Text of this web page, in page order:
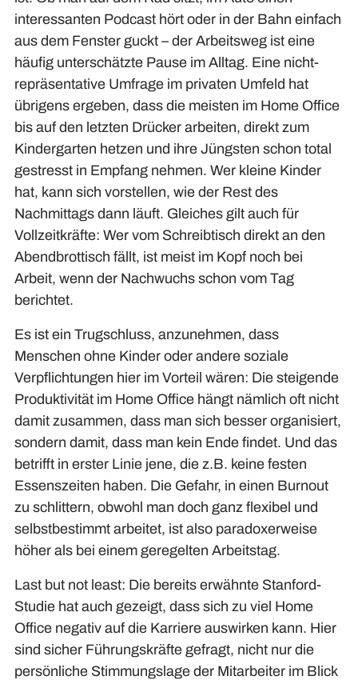
interessanten Podcast hört oder in der Bahn einfach
aus dem Fenster guckt – der Arbeitsweg ist eine
häufig unterschätzte Pause im Alltag. Eine nicht-
repräsentative Umfrage im privaten Umfeld hat
übrigens ergeben, dass die meisten im Home Office
bis auf den letzten Drücker arbeiten, direkt zum
Kindergarten hetzen und ihre Jüngsten schon total
gestresst in Empfang nehmen. Wer kleine Kinder
hat, kann sich vorstellen, wie der Rest des
Nachmittags dann läuft. Gleiches gilt auch für
Vollzeitkräfte: Wer vom Schreibtisch direkt an den
Abendbrottisch fällt, ist meist im Kopf noch bei
Arbeit, wenn der Nachwuchs schon vom Tag
berichtet.
Es ist ein Trugschluss, anzunehmen, dass
Menschen ohne Kinder oder andere soziale
Verpflichtungen hier im Vorteil wären: Die steigende
Produktivität im Home Office hängt nämlich oft nicht
damit zusammen, dass man sich besser organisiert,
sondern damit, dass man kein Ende findet. Und das
betrifft in erster Linie jene, die z.B. keine festen
Essenszeiten haben. Die Gefahr, in einen Burnout
zu schlittern, obwohl man doch ganz flexibel und
selbstbestimmt arbeitet, ist also paradoxerweise
höher als bei einem geregelten Arbeitstag.
Last but not least: Die bereits erwähnte Stanford-
Studie hat auch gezeigt, dass sich zu viel Home
Office negativ auf die Karriere auswirken kann. Hier
sind sicher Führungskräfte gefragt, nicht nur die
persönliche Stimmungslage der Mitarbeiter im Blick